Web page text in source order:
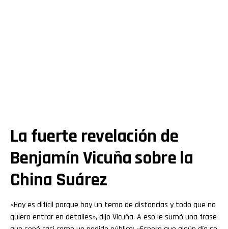
La fuerte revelación de
Benjamín Vicuña sobre la
China Suárez
«Hoy es difícil porque hay un tema de distancias y todo que no
quiero entrar en detalles», dijo Vicuña. A eso le sumó una frase